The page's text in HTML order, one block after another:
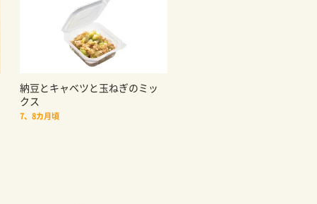
納豆とキャベツと玉ねぎのミッ
クス
7、8カ月頃